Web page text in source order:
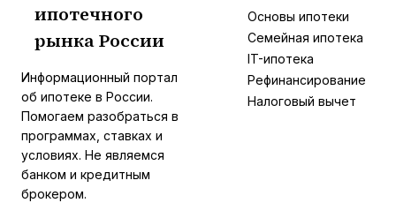
ипотечного
рынка России
Информационный портал
об ипотеке в России.
Помогаем разобраться в
программах, ставках и
условиях. Не являемся
банком и кредитным
брокером.
Основы ипотеки
Семейная ипотека
IT-ипотека
Рефинансирование
Налоговый вычет